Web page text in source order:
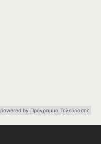
powered by Προγραμμα Τηλεορασης